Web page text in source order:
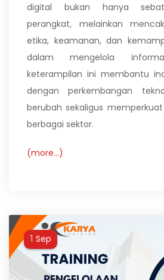
digital bukan hanya
perangkat, melainkan
etika, keamanan, dan
dalam mengelola
keterampilan ini membantu
dengan perkembangan
berubah sekaligus
berbagai sektor.
(more…)
1 Sep